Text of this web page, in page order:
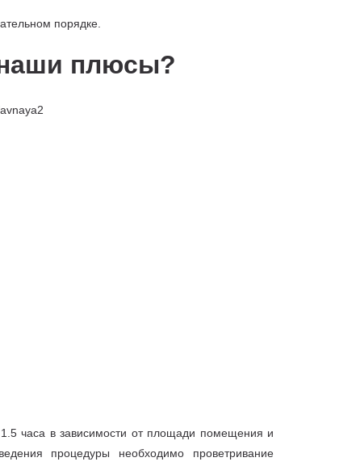
порядке.
плюсы?
часа в зависимости от площади помещения и
процедуры необходимо проветривание